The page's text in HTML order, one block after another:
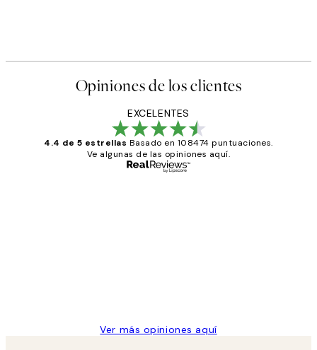
Opiniones de los clientes
EXCELENTES
4.4 de 5 estrellas Basado en 108474 puntuaciones.
Ve algunas de las opiniones aquí.
Ver más opiniones aquí